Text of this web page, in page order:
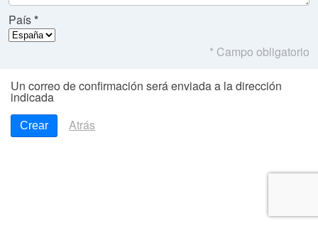
País
* Campo obligatorio
Un correo de confirmación será enviada a la dirección
indicada
Atrás